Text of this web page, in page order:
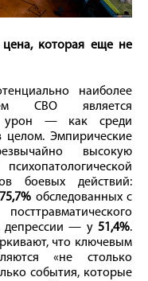
цена, которая еще не
наиболее
СВО является
урон — как среди
целом. Эмпирические
высокую
боевых действий:
75,7% обследованных с
депрессии — у 51,4%.
что ключевым
«не столько
события, которые